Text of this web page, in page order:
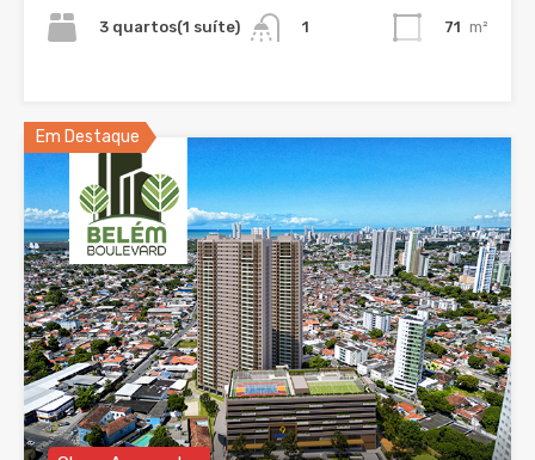
3 quartos(1 suíte)
1
71 m²
Em Destaque